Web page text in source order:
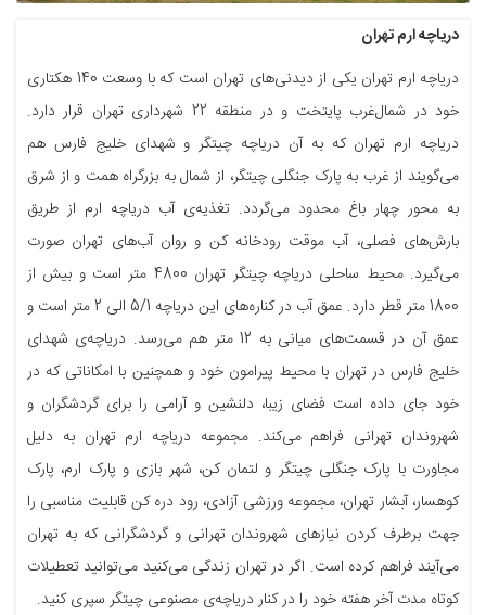
دریاچه ارم تهران
دریاچه ارم تهران یکی از دیدنی‌های تهران است که با وسعت 140 هکتاری
خود در شمال‌غرب پایتخت و در منطقه 22 شهرداری تهران قرار دارد.
دریاچه ارم تهران که به آن دریاچه چیتگر و شهدای خلیج فارس هم
می‌گویند از غرب به پارک جنگلی چیتگر، از شمال به بزرگراه همت و از شرق
به محور چهار باغ محدود می‌گردد. تغذیه‌ی آب دریاچه ارم از طریق
بارش‌های فصلی، آب موقت رودخانه کن و روان آب‌های تهران صورت
می‌گیرد. محیط ساحلی دریاچه چیتگر تهران 4800 متر است و بیش از
1800 متر قطر دارد. عمق آب در کناره‌های این دریاچه 5/1 الی 2 متر است و
عمق آن در قسمت‌های میانی به 12 متر هم می‌رسد. دریاچه‌ی شهدای
خلیج فارس در تهران با محیط پیرامون خود و همچنین با امکاناتی که در
خود جای داده است فضای زیبا، دلنشین و آرامی را برای گردشگران و
شهروندان تهرانی فراهم می‌کند. مجموعه دریاچه ارم تهران به دلیل
مجاورت با پارک جنگلی چیتگر و لتمان کن، شهر بازی و پارک ارم، پارک
کوهسار، آبشار تهران، مجموعه ورزشی آزادی، رود دره کن قابلیت مناسبی را
جهت برطرف کردن نیازهای شهروندان تهرانی و گردشگرانی که به تهران
می‌آیند فراهم کرده است. اگر در تهران زندگی می‌کنید می‌توانید تعطیلات
کوتاه مدت آخر هفته خود را در کنار دریاچه‌ی مصنوعی چیتگر سپری کنید.